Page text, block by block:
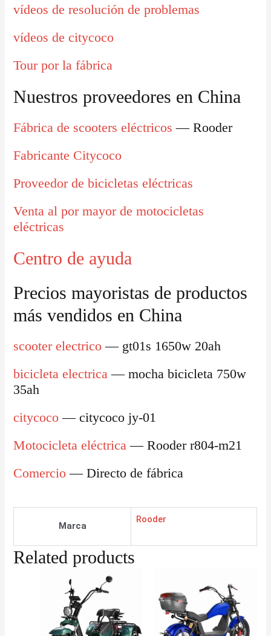
vídeos de resolución de problemas
vídeos de citycoco
Tour por la fábrica
Nuestros proveedores en China
Fábrica de scooters eléctricos — Rooder
Fabricante Citycoco
Proveedor de bicicletas eléctricas
Venta al por mayor de motocicletas
eléctricas
Centro de ayuda
Precios mayoristas de productos
más vendidos en China
scooter electrico — gt01s 1650w 20ah
bicicleta electrica — mocha bicicleta 750w
35ah
citycoco — citycoco jy-01
Motocicleta eléctrica — Rooder r804-m21
Comercio — Directo de fábrica
Marca
Rooder
Related products